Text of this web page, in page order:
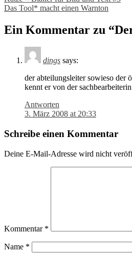
navigation
Das Tool* macht einen Warnton
Ein Kommentar zu “
dings says:
der abteilungsleiter sowieso der
kennt er von der
Antworten
3. März 2008 at 20:33
Schreibe einen Kommentar
Deine E-Mail-Adresse wird nicht
Kommentar *
Name *